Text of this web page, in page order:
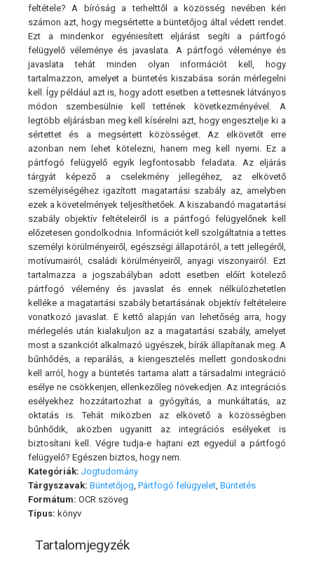
feltétele? A bíróság a terhelttől a közösség nevében kéri
számon azt, hogy megsértette a büntetőjog által védett rendet.
Ezt a mindenkor egyéniesített eljárást segíti a pártfogó
felügyelő véleménye és javaslata. A pártfogó véleménye és
javaslata tehát minden olyan információt kell, hogy
tartalmazzon, amelyet a büntetés kiszabása során mérlegelni
kell. Így például azt is, hogy adott esetben a tettesnek látványos
módon szembesülnie kell tettének következményével. A
legtöbb eljárásban meg kell kísérelni azt, hogy engesztelje ki a
sértettet és a megsértett közösséget. Az elkövetőt erre
azonban nem lehet kötelezni, hanem meg kell nyerni. Ez a
pártfogó felügyelő egyik legfontosabb feladata. Az eljárás
tárgyát képező a cselekmény jellegéhez, az elkövető
személyiségéhez igazított magatartási szabály az, amelyben
ezek a követelmények teljesíthetőek. A kiszabandó magatartási
szabály objektív feltételeiről is a pártfogó felügyelőnek kell
előzetesen gondolkodnia. Információt kell szolgáltatnia a tettes
személyi körülményeiről, egészségi állapotáról, a tett jellegéről,
motívumairól, családi körülményeiről, anyagi viszonyairól. Ezt
tartalmazza a jogszabályban adott esetben előírt kötelező
pártfogó vélemény és javaslat és ennek nélkülözhetetlen
kelléke a magatartási szabály betartásának objektív feltételeire
vonatkozó javaslat. E kettő alapján van lehetőség arra, hogy
mérlegelés után kialakuljon az a magatartá si szabály, amelyet
most a szankciót alkalmazó ügyészek, bírák állapítanak meg. A
bűnhődés, a reparálás, a kiengesztelés mellett gondoskodni
kell arról, hogy a büntetés tartama alatt a társadalmi integráció
esélye ne csökkenjen, ellenkezőleg növekedjen. Az integrációs
esélyekhez hozzátartozhat a gyógyítás, a munkáltatás, az
oktatás is. Tehát miközben az elkövető a közösségben
bűnhődik, aközben ugyanitt az integrációs esélyeket is
biztosítani kell. Végre tudja-e hajtani ezt egyedül a pártfogó
felügyelő? Egészen biztos, hogy nem.
Kategóriák: Jogtudomány
Tárgyszavak: Büntetőjog Pártfogó felügyelet Büntetés
Formátum: OCR szöveg
Típus: könyv
Tartalomjegyzék